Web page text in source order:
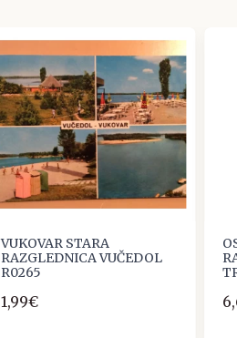
VUKOVAR STARA
RAZGLEDNICA VUČEDOL
R0265
1,99€